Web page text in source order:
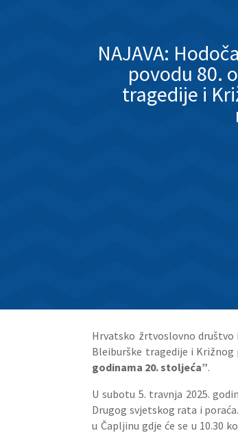
NAJAVA:
povodu 80.
tragedije i
Hrvatsko žrtvoslovno društvo
Bleiburške tragedije i Križnog
godinama 20. stoljeća”.
U subotu 5. travnja 2025.
Drugog svjetskog rata i
u Čapljinu gdje će se u 10.30